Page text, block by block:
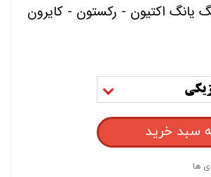
یانگ اکتیون - رکستون - کایرون
سبد خرید
ها